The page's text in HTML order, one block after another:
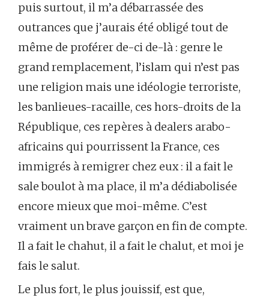
puis surtout, il m’a débarrassée des
outrances que j’aurais été obligé tout de
même de proférer de-ci de-là : genre le
grand remplacement, l’islam qui n’est pas
une religion mais une idéologie terroriste,
les banlieues-racaille, ces hors-droits de la
République, ces repères à dealers arabo-
africains qui pourrissent la France, ces
immigrés à remigrer chez eux : il a fait le
sale boulot à ma place, il m’a dédiabolisée
encore mieux que moi-même. C’est
vraiment un brave garçon en fin de compte.
Il a fait le chahut, il a fait le chalut, et moi je
fais le salut.
Le plus fort, le plus jouissif, est que,